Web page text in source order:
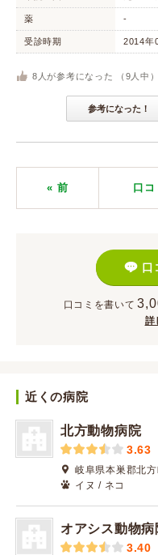
薬 -
受診時期 2014年
8 人が参考になった （ 9 人中）
参考になった！
« 前 口コ
口
口コミを書いて
詳
近くの病院
北方動物病院
3.63
岐阜県本巣郡北
イヌ / ネコ
オアシス動物病
3.40